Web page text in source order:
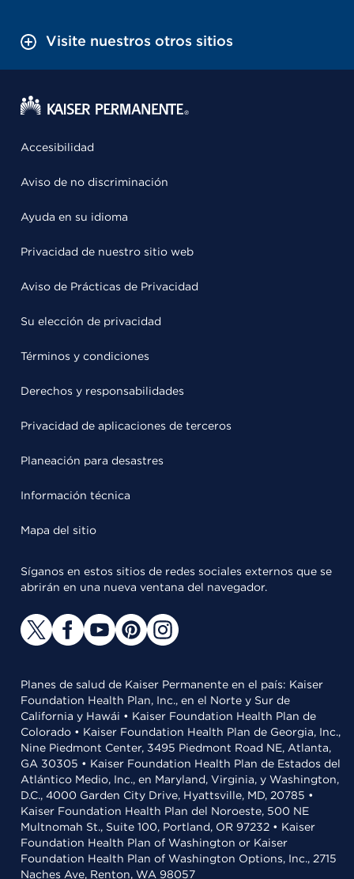
Visite nuestros otros sitios
Accesibilidad
Aviso de no discriminación
Ayuda en su idioma
Privacidad de nuestro sitio web
Aviso de Prácticas de Privacidad
Su elección de privacidad
Términos y condiciones
Derechos y responsabilidades
Privacidad de aplicaciones de terceros
Planeación para desastres
Información técnica
Mapa del sitio
Síganos en estos sitios de redes sociales externos que se
abrirán en una nueva ventana del navegador.
Planes de salud de Kaiser Permanente en el país: Kaiser
Foundation Health Plan, Inc., en el Norte y Sur de
California y Hawái • Kaiser Foundation Health Plan de
Colorado • Kaiser Foundation Health Plan de Georgia, Inc.,
Nine Piedmont Center, 3495 Piedmont Road NE, Atlanta,
GA 30305 • Kaiser Foundation Health Plan de Estados del
Atlántico Medio, Inc., en Maryland, Virginia, y Washington,
D.C., 4000 Garden City Drive, Hyattsville, MD, 20785 •
Kaiser Foundation Health Plan del Noroeste, 500 NE
Multnomah St., Suite 100, Portland, OR 97232 • Kaiser
Foundation Health Plan of Washington or Kaiser
Foundation Health Plan of Washington Options, Inc., 2715
Naches Ave, Renton, WA 98057